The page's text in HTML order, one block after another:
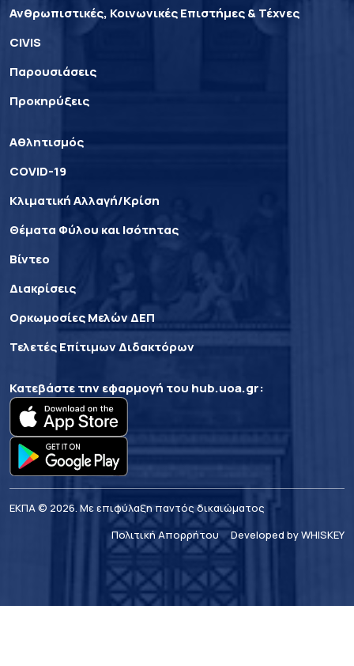
Ανθρωπιστικές, Κοινωνικές Επιστήμες & Τέχνες
CIVIS
Παρουσιάσεις
Προκηρύξεις
Αθλητισμός
COVID-19
Κλιματική Αλλαγή/Κρίση
Θέματα Φύλου και Ισότητας
Βίντεο
Διακρίσεις
Ορκωμοσίες Μελών ΔΕΠ
Τελετές Επίτιμων Διδακτόρων
Κατεβάστε την εφαρμογή του hub.uoa.gr:
ΕΚΠΑ © 2026. Με επιφύλαξη παντός δικαιώματος
Πολιτική Απορρήτου
Developed by WHISKEY